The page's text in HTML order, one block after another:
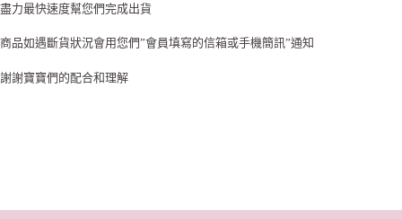
盡力最快速度幫您們完成出貨
商品如遇斷貨狀況會用您們”會員填寫的信箱或手機簡訊”通知
謝謝寶寶們的配合和理解